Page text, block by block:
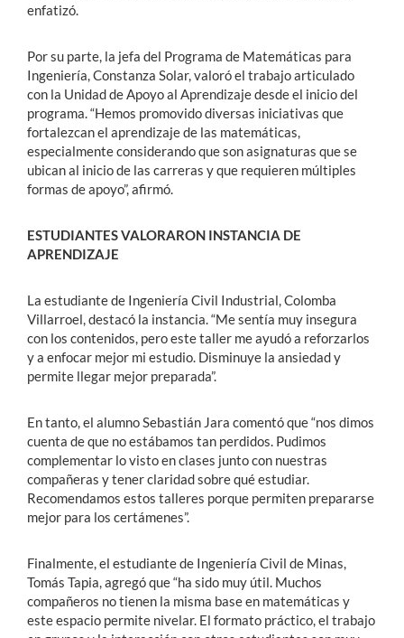
enfatizó.
Por su parte, la jefa del Programa de Matemáticas para
Ingeniería, Constanza Solar, valoró el trabajo articulado
con la Unidad de Apoyo al Aprendizaje desde el inicio del
programa. “Hemos promovido diversas iniciativas que
fortalezcan el aprendizaje de las matemáticas,
especialmente considerando que son asignaturas que se
ubican al inicio de las carreras y que requieren múltiples
formas de apoyo”, afirmó.
ESTUDIANTES VALORARON INSTANCIA DE
APRENDIZAJE
La estudiante de Ingeniería Civil Industrial, Colomba
Villarroel, destacó la instancia. “Me sentía muy insegura
con los contenidos, pero este taller me ayudó a reforzarlos
y a enfocar mejor mi estudio. Disminuye la ansiedad y
permite llegar mejor preparada”.
En tanto, el alumno Sebastián Jara comentó que “nos dimos
cuenta de que no estábamos tan perdidos. Pudimos
complementar lo visto en clases junto con nuestras
compañeras y tener claridad sobre qué estudiar.
Recomendamos estos talleres porque permiten prepararse
mejor para los certámenes”.
Finalmente, el estudiante de Ingeniería Civil de Minas,
Tomás Tapia, agregó que “ha sido muy útil. Muchos
compañeros no tienen la misma base en matemáticas y
este espacio permite nivelar. El formato práctico, el trabajo